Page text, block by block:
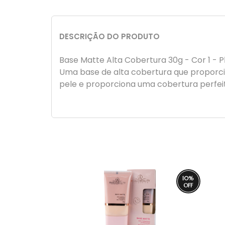
DESCRIÇÃO DO PRODUTO
Base Matte Alta Cobertura 30g - Cor 1 -
Uma base de alta cobertura que
pele e proporciona uma cobertura
10%